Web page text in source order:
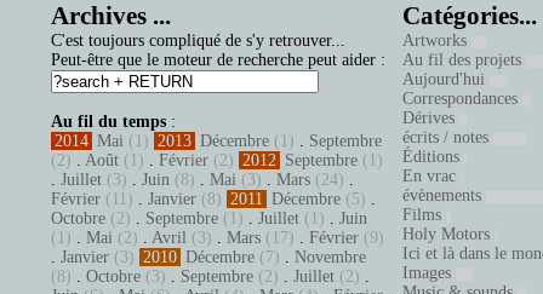
Archives ...
C'est toujours compliqué de s'y retrouver...
Peut-être que le moteur de recherche peut aider :
Au fil du temps :
2014 Mai (1) 2013 Décembre (1) . Septembre
(2) . Août (1) . Février (2) 2012 Septembre (1)
. Juillet (3) . Juin (8) . Mai (3) . Mars (24) .
Février (11) . Janvier (8) 2011 Décembre (5) .
Octobre (2) . Septembre (1) . Juillet (1) . Juin
(1) . Mai (2) . Avril (3) . Mars (17) . Février (9)
. Janvier (3) 2010 Décembre (7) . Novembre
(8) . Octobre (3) . Septembre (2) . Juillet (2) .
Catégories...
Artworks
Au fil des projets
Aujourd'hui
Correspondances
Dérives
écrits / notes
Éditions
En vrac
évènements
Films
Holy Motors
Ici et là dans le
Images